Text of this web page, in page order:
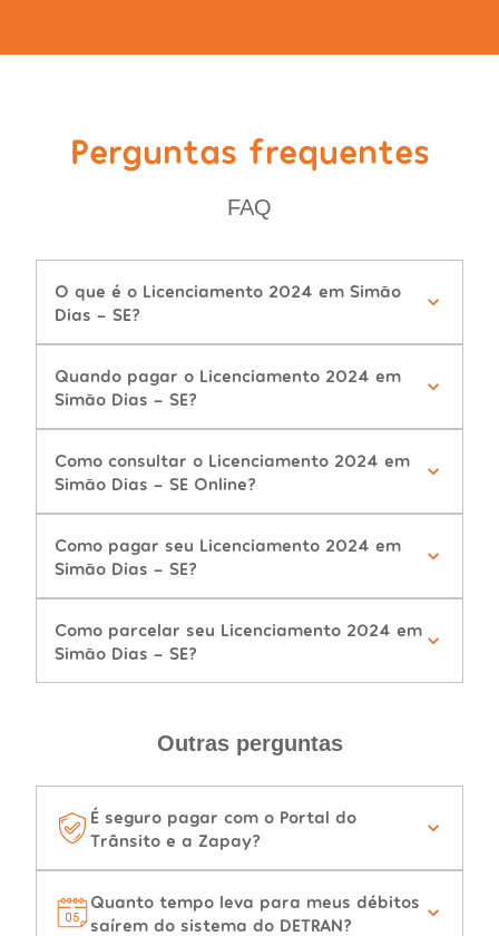
Perguntas frequentes
FAQ
O que é o Licenciamento 2024 em Simão
Dias - SE?
Quando pagar o Licenciamento 2024 em
Simão Dias - SE?
Como consultar o Licenciamento 2024 em
Simão Dias - SE Online?
Como pagar seu Licenciamento 2024 em
Simão Dias - SE?
Como parcelar seu Licenciamento 2024 em
Simão Dias - SE?
Outras perguntas
É seguro pagar com o Portal do
Trânsito e a Zapay?
Quanto tempo leva para meus débitos
saírem do sistema do DETRAN?